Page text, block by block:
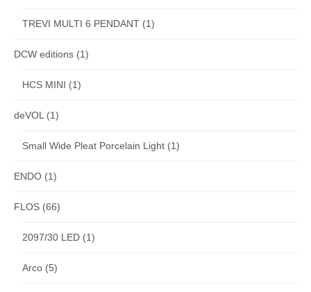
TREVI MULTI 6 PENDANT (1)
DCW editions (1)
HCS MINI (1)
deVOL (1)
Small Wide Pleat Porcelain Light (1)
ENDO (1)
FLOS (66)
2097/30 LED (1)
Arco (5)